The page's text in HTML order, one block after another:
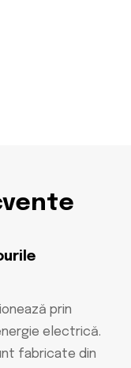
prin
electrică.
fabricate din